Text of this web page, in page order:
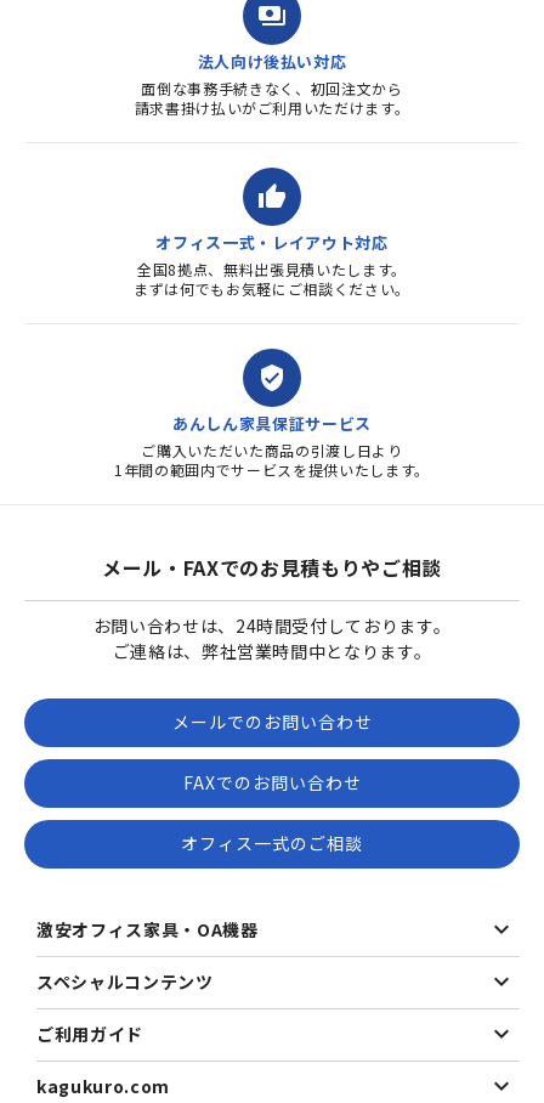
payments
法人向け後払い対応
面倒な事務手続きなく、初回注文から
請求書掛け払いがご利用いただけます。
thumb_up
オフィス一式・レイアウト対応
全国8拠点、無料出張見積いたします。
まずは何でもお気軽にご相談ください。
verified_user
あんしん家具保証サービス
ご購入いただいた商品の引渡し日より
1年間の範囲内でサービスを提供いたします。
メール・FAXでのお見積もりやご相談
お問い合わせは、24時間受付しております。
ご連絡は、弊社営業時間中となります。
メールでのお問い合わせ
FAXでのお問い合わせ
オフィス一式のご相談
激安オフィス家具・OA機器
スペシャルコンテンツ
ご利用ガイド
kagukuro.com